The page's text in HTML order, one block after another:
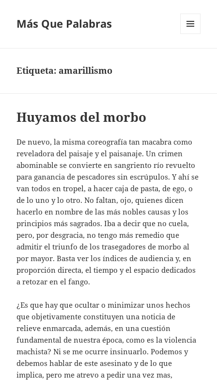
Más Que Palabras
Etiqueta: amarillismo
Huyamos del morbo
De nuevo, la misma coreografía tan macabra como
reveladora del paisaje y el paisanaje. Un crimen
abominable se convierte en sangriento río revuelto
para ganancia de pescadores sin escrúpulos. Y ahí se
van todos en tropel, a hacer caja de pasta, de ego, o
de lo uno y lo otro. No faltan, ojo, quienes dicen
hacerlo en nombre de las más nobles causas y los
principios más sagrados. Iba a decir que no cuela,
pero, por desgracia, no tengo más remedio que
admitir el triunfo de los trasegadores de morbo al
por mayor. Basta ver los índices de audiencia y, en
proporción directa, el tiempo y el espacio dedicados
a retozar en el fango.
¿Es que hay que ocultar o minimizar unos hechos
que objetivamente constituyen una noticia de
relieve enmarcada, además, en una cuestión
fundamental de nuestra época, como es la violencia
machista? Ni se me ocurre insinuarlo. Podemos y
debemos hablar de este asesinato y de lo que
implica, pero me atrevo a pedir una vez mas,